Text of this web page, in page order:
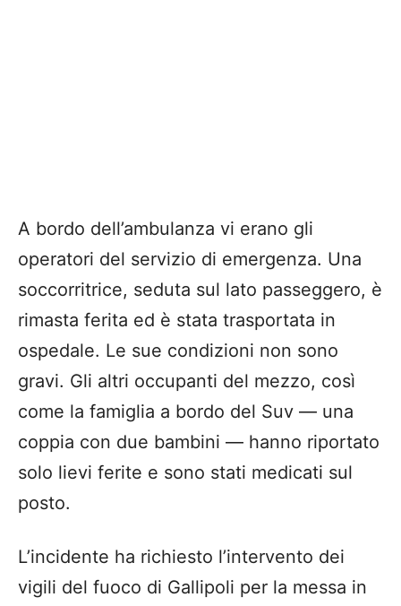
A bordo dell’ambulanza vi erano gli
operatori del servizio di emergenza. Una
soccorritrice, seduta sul lato passeggero, è
rimasta ferita ed è stata trasportata in
ospedale. Le sue condizioni non sono
gravi. Gli altri occupanti del mezzo, così
come la famiglia a bordo del Suv — una
coppia con due bambini — hanno riportato
solo lievi ferite e sono stati medicati sul
posto.
L’incidente ha richiesto l’intervento dei
vigili del fuoco di Gallipoli per la messa in